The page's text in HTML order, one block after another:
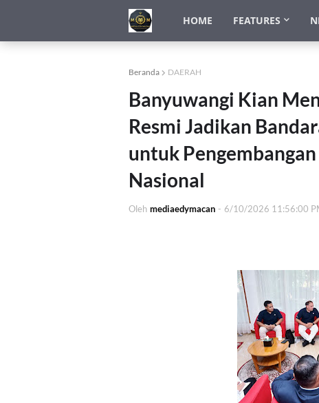
HOME FEATURES
Beranda DAERAH
Banyuwangi Kian
Resmi Jadikan
untuk
Nasional
Oleh mediaedymacan - 6/10/2026 11:56:00